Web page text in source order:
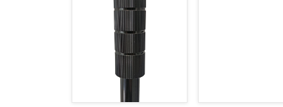
+421377833387, +421907960465